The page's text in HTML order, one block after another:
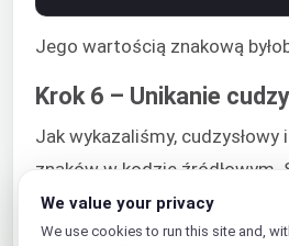
Jego wartością znakową
Krok 6 – Unikanie
Jak wykazaliśmy,
znaków w kodzie
bezpośrednio w ciągu
Poniższy kod to demonstruje:
We value your privacy
We use cookies to run this site and,